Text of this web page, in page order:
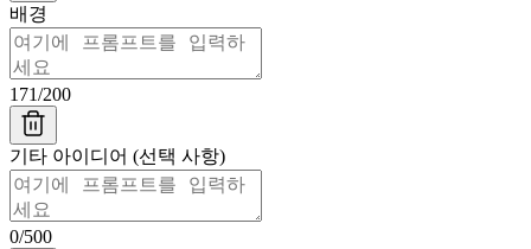
배경
171/200
기타 아이디어 (선택 사항)
0/500